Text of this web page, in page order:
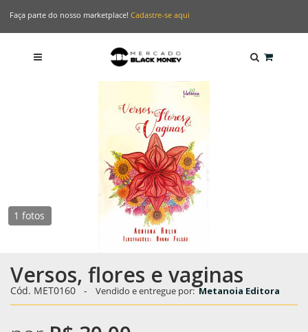
Faça parte do nosso marketplace! Cadastre-se aqui
1 fotos
Versos, flores e vaginas
Cód. MET0160 - Vendido e entregue por:Metanoia Editora